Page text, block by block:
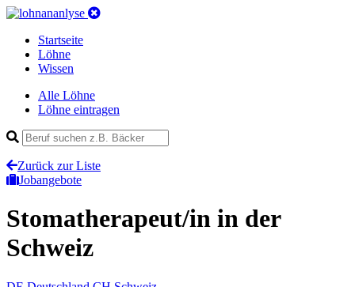
Startseite
Löhne
Wissen
Alle Löhne
Löhne eintragen
Zurück zur Liste
Jobangebote
Stomatherapeut/in in der
Schweiz